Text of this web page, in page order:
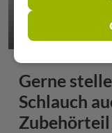
Gerne
Schlauch